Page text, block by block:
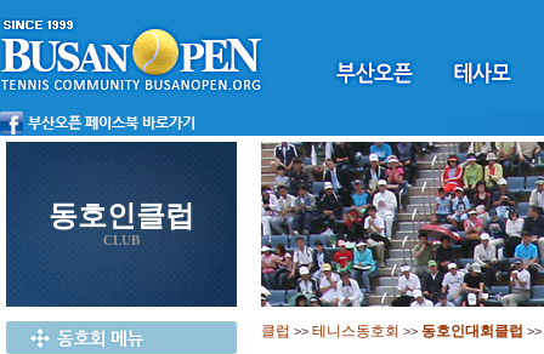
동호인클럽
CLUB
클럽 >> 테니스동호회 >> 동호인대회클럽 >>